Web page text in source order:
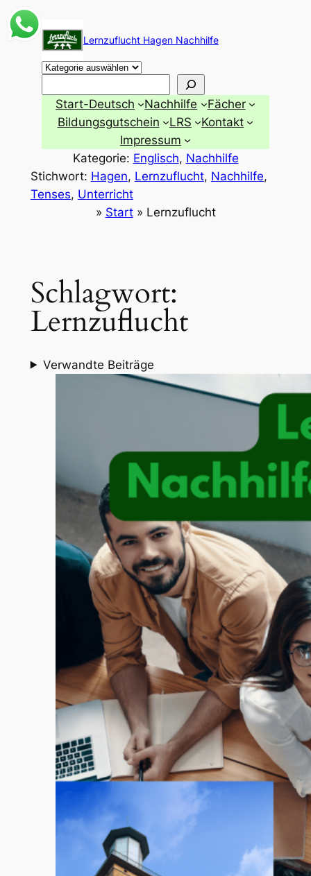
Zum
Inhalt
springen
Lernzuflucht Hagen Nachhilfe
Start-Deutsch Nachhilfe
Fächer
Bildungsgutschein
LRS
Kontakt
Impressum
Kategorie: Englisch, Nachhilfe
Stichwort: Hagen, Lernzuflucht, Nachhilfe
Tenses, Unterricht
» Start» Lernzuflucht
Schlagwort:
Lernzuflucht
Verwandte Beiträge